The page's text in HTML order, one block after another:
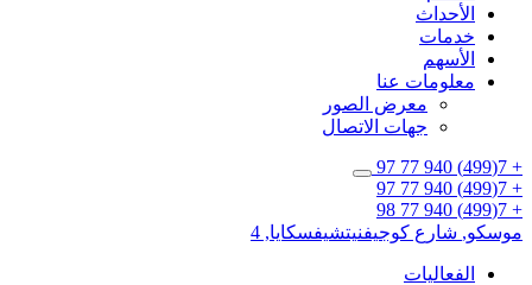
الأحداث
خدمات
الأسهم
معلومات عنا
معرض الصور
جهات الاتصال
+ 7(499) 940 77 97
+ 7(499) 940 77 97
+ 7(499) 940 77 98
موسكو, شارع كوجيفنيتشيفسكايا, 4
الفعاليات